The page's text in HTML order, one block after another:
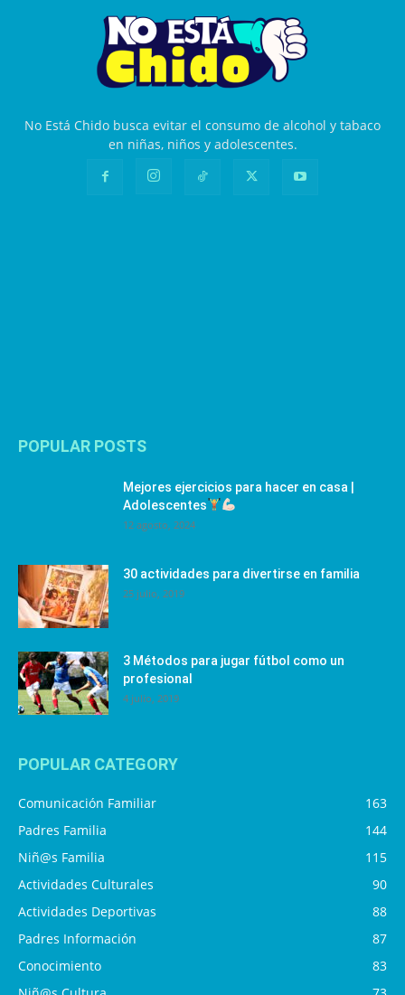
No Está Chido busca evitar el consumo de alcohol y tabaco
en niñas, niños y adolescentes.
POPULAR POSTS
Mejores ejercicios para hacer en casa |
Adolescentes
12 agosto, 2024
30 actividades para divertirse en familia
25 julio, 2019
3 Métodos para jugar fútbol como un
profesional
4 julio, 2019
POPULAR CATEGORY
Comunicación Familiar
163
Padres Familia
144
Niñ@s Familia
115
Actividades Culturales
90
Actividades Deportivas
88
Padres Información
87
Conocimiento
83